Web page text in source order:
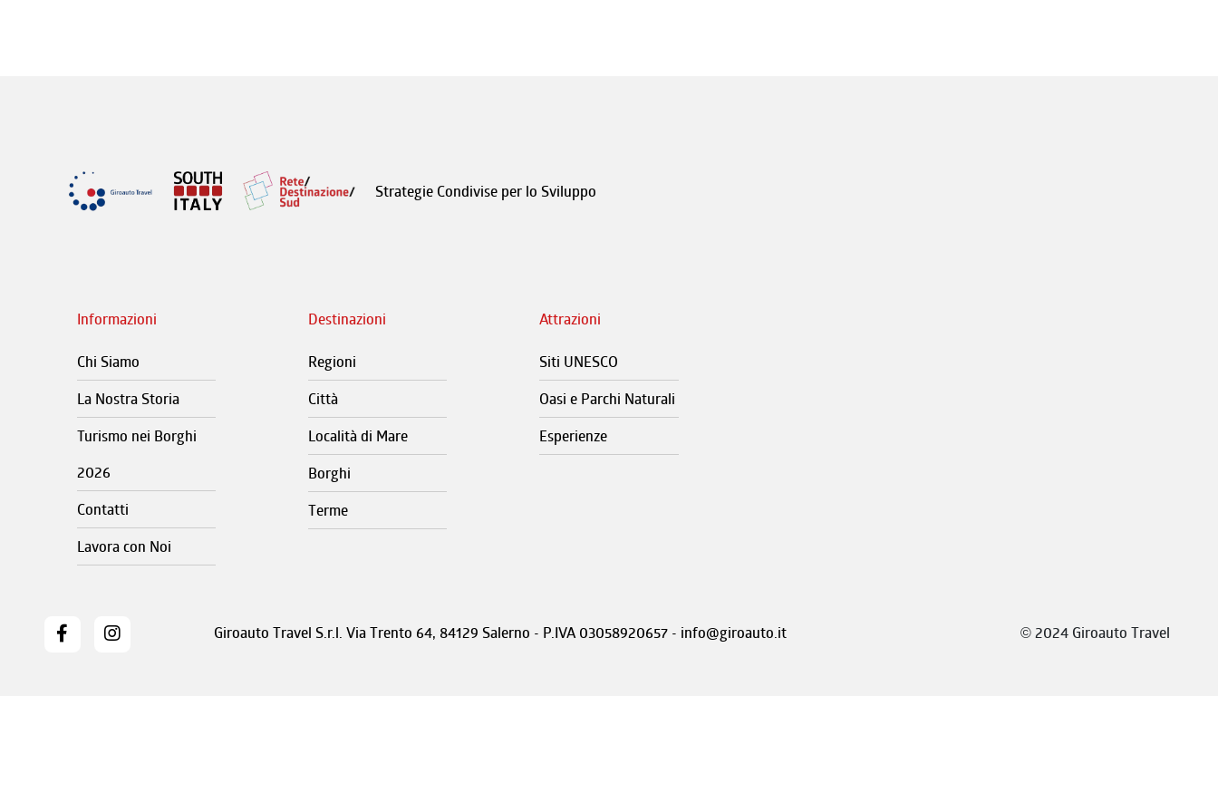
Strategie Condivise per lo Sviluppo
Informazioni
Chi Siamo
La Nostra Storia
Turismo nei Borghi
2026
Contatti
Lavora con Noi
Destinazioni
Regioni
Città
Località di Mare
Borghi
Terme
Attrazioni
Siti UNESCO
Oasi e Parchi Naturali
Esperienze
Giroauto Travel S.r.l. Via Trento 64, 84129 Salerno - P.IVA 03058920657 - info@giroauto.it ©2024 Giroauto Travel